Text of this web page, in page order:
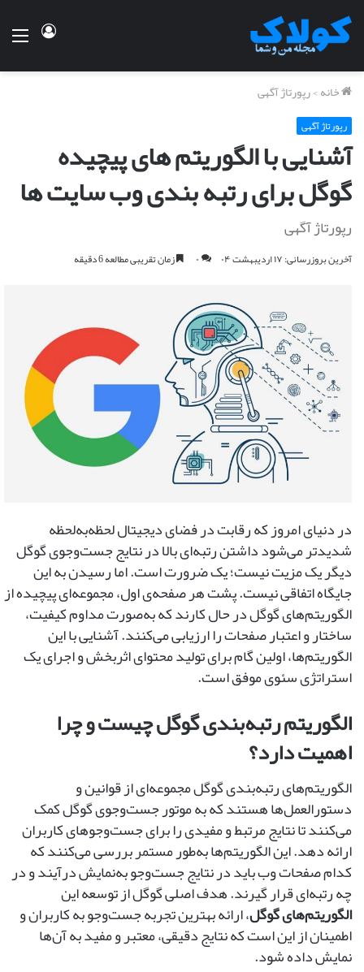
ورود
خانه>رپورتاژ آگهی
رپورتاژ آگهی
آشنایی با الگوریتم های پیچیده
گوگل برای رتبه بندی وب سایت ها
رپورتاژ آگهی
آخرین بروزرسانی: ۱۷ اردیبهشت ۰۴ ۰ زمان تقریبی مطالعه 6 دقیقه
در دنیای امروز که رقابت در فضای دیجیتال لحظه‌به‌لحظه
شدیدتر می‌شود داشتن رتبه‌ای بالا در نتایج جست‌وجوی گوگل
دیگر یک مزیت نیست؛ یک ضرورت است. اما رسیدن به این
جایگاه اتفاقی نیست. پشت هر صفحه‌ی اول، مجموعه‌ای پیچیده از
الگوریتم‌های گوگل در حال کارند که به‌صورت مداوم کیفیت،
ساختار و اعتبار صفحات را ارزیابی می‌کنند. آشنایی با این
الگوریتم‌ها، اولین گام برای تولید محتوای اثربخش و اجرای یک
استراتژی سئوی موفق است.
الگوریتم رتبه‌بندی گوگل چیست و چرا
اهمیت دارد؟
الگوریتم‌های رتبه‌بندی گوگل مجموعه‌ای از قوانین و
دستورالعمل‌ها هستند که به موتور جست‌وجوی گوگل کمک
می‌کنند تا نتایج مرتبط و مفیدی را برای جست‌وجوهای کاربران
ارائه دهد. این الگوریتم‌ها به‌طور مستمر بررسی می‌کنند که
کدام صفحات وب باید در نتایج جست‌وجو به‌نمایش درآیند و در
چه رتبه‌ای قرار گیرند. هدف اصلی گوگل از توسعه این
الگوریتم‌های گوگل، ارائه بهترین تجربه جست‌وجو به کاربران و
اطمینان از این است که نتایج دقیقی، معتبر و مفید به آن‌ها
نمایش داده شود.